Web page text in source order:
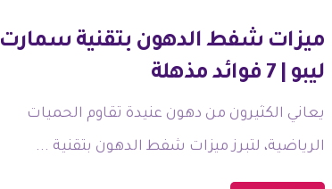
ميزات شفط الدهون بتقنية سمارت
ليبو | 7 فوائد مذهلة
يعاني الكثيرون من دهون عنيدة تقاوم الحميات
الرياضية، لتبرز ميزات شفط الدهون بتقنية ...